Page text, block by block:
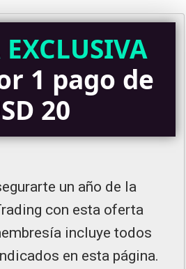
EXCLUSIVA
1 pago de
20
un año de la
con esta oferta
incluye todos
en esta página.